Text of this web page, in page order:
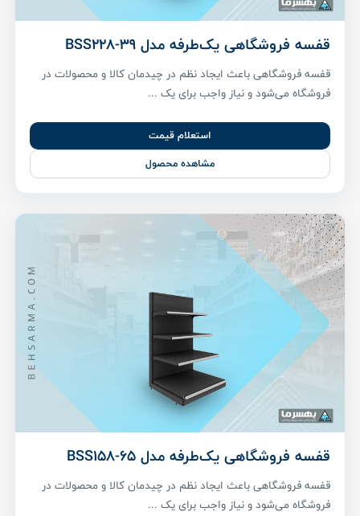
قفسه فروشگاهی یک‌طرفه مدل BSS228-39
قفسه فروشگاهی باعث ایجاد نظم در چیدمان کالا و محصولات در
فروشگاه می‌شود و نیاز واجب برای یک ...
استعلام قیمت
مشاهده محصول
قفسه فروشگاهی یک‌طرفه مدل BSS158-65
قفسه فروشگاهی باعث ایجاد نظم در چیدمان کالا و محصولات در
فروشگاه می‌شود و نیاز واجب برای یک ...